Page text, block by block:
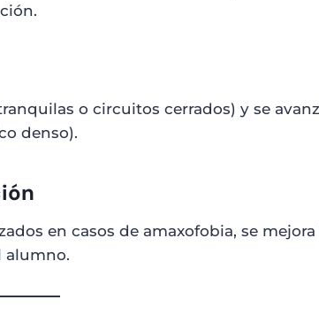
o circuitos cerrados) y se
denso).
en casos de amaxofobia, se mejora
alumno.